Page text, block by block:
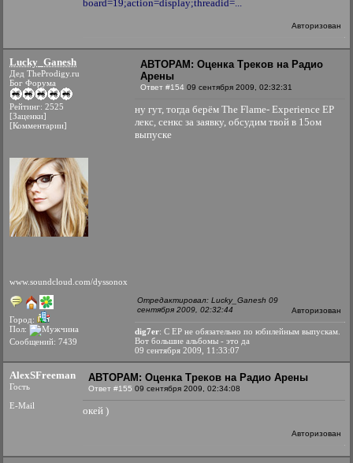
board=19;action=display;threadid=...
Авторизован
Lucky_Ganesh
Дед TheProdigy.ru
Бог Форума
Рейтинг: 2525
[Заценки]
[Комментарии]
www.soundcloud.com/dyssonox
Город:
Пол:
Сообщений: 7439
АВТОРАМ: Оценка Треков на Радио
Арены
Ответ #154 09 сентября 2009, 02:32:31
ну гут, тогда берём The Flame- Experience EP
лекс, сенкс за заявку, обсудим твой в 15ом
выпуске
Отредактировал: Lucky_Ganesh 09
сентября 2009, 02:32:44
Авторизован
dig7er: С EP не обязательно по юбилейным выпускам.
Вот большие альбомы - это да
09 сентября 2009, 11:33:07
AlexSFreeman
Гость
E-Mail
АВТОРАМ: Оценка Треков на Радио Арены
Ответ #155 09 сентября 2009, 02:34:08
окей )
Авторизован